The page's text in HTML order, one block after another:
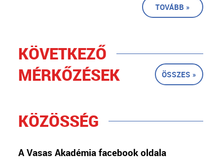
TOVÁBB »
KÖVETKEZŐ
MÉRKŐZÉSEK
ÖSSZES »
KÖZÖSSÉG
A Vasas Akadémia facebook oldala